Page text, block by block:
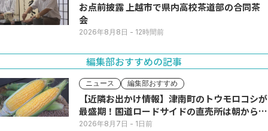
お点前披露 上越市で県内高校茶道部の合同茶
会
2026年8月8日 - 12時間前
編集部おすすめの記事
ニュース 編集部おすすめ
【近隣お出かけ情報】津南町のトウモロコシが
最盛期！国道ロードサイドの直売所は朝から長
い列
2026年8月7日 - 1日前